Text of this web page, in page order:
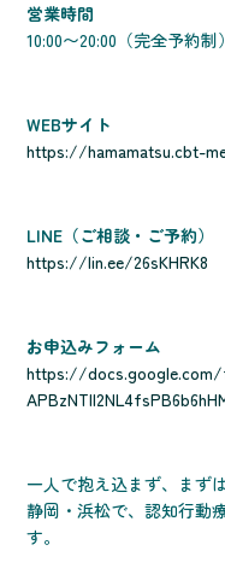
営業時間
10:00〜20:00（完全予約制）
WEBサイト
https://hamamatsu.cbt-
LINE（ご相談・ご予約）
https://lin.ee/26sKHRK8
お申込みフォーム
https://docs.google.com/
一人で抱え込まず、まず
静岡・浜松で、認知行動
す。